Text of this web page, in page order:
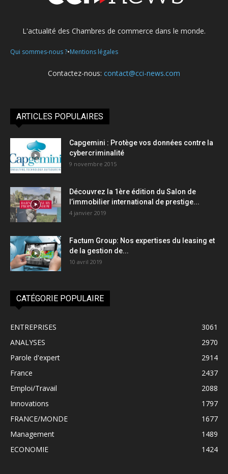
L'actualité des Chambres de commerce dans le monde.
Qui sommes-nous ?•Mentions légales
Contactez-nous: contact@cci-news.com
ARTICLES POPULAIRES
Capgemini : Protège vos données contre la
cybercriminalité
9 novembre 2015
Découvrez la 1ère édition du Salon de
l’immobilier international de prestige...
4 janvier 2019
Factum Group: Nos expertises du leasing et
de la gestion de...
10 avril 2019
CATÉGORIE POPULAIRE
ENTREPRISES
3061
ANALYSES
2970
Parole d'expert
2914
France
2437
Emploi/Travail
2088
Innovations
1797
FRANCE/MONDE
1677
Management
1489
ECONOMIE
1424